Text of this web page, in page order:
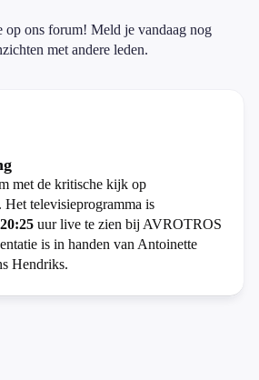
op ons forum! Meld je vandaag nog
met andere leden.
met de kritische kijk op
Het televisieprogramma is
uur live te zien bij AVROTROS
is in handen van Antoinette
Hendriks.